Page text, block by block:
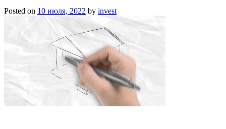
Posted on 10 июля, 2022 by invest